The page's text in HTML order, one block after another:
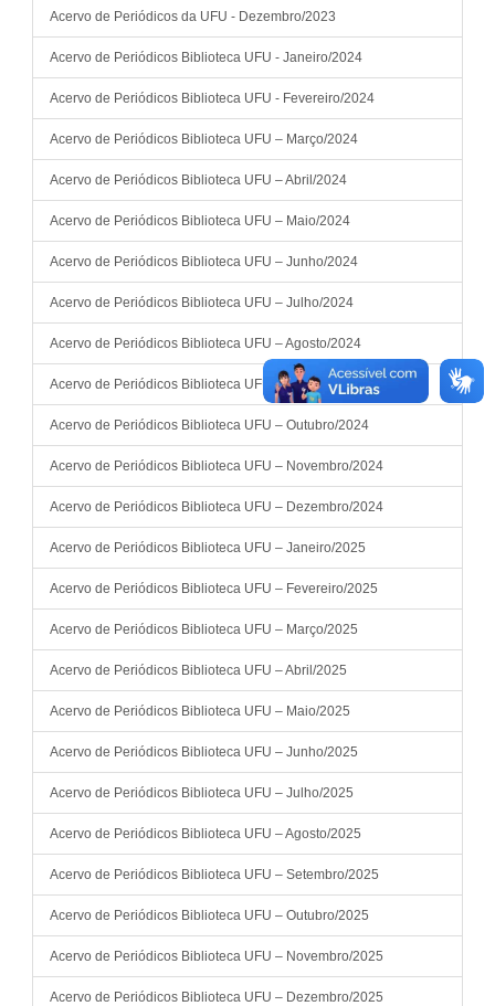
Acervo de Periódicos da UFU - Dezembro/2023
Acervo de Periódicos Biblioteca UFU - Janeiro/2024
Acervo de Periódicos Biblioteca UFU - Fevereiro/2024
Acervo de Periódicos Biblioteca UFU – Março/2024
Acervo de Periódicos Biblioteca UFU – Abril/2024
Acervo de Periódicos Biblioteca UFU – Maio/2024
Acervo de Periódicos Biblioteca UFU – Junho/2024
Acervo de Periódicos Biblioteca UFU – Julho/2024
Acervo de Periódicos Biblioteca UFU – Agosto/2024
Acervo de Periódicos Biblioteca UFU – Setembro/2024
Acervo de Periódicos Biblioteca UFU – Outubro/2024
Acervo de Periódicos Biblioteca UFU – Novembro/2024
Acervo de Periódicos Biblioteca UFU – Dezembro/2024
Acervo de Periódicos Biblioteca UFU – Janeiro/2025
Acervo de Periódicos Biblioteca UFU – Fevereiro/2025
Acervo de Periódicos Biblioteca UFU – Março/2025
Acervo de Periódicos Biblioteca UFU – Abril/2025
Acervo de Periódicos Biblioteca UFU – Maio/2025
Acervo de Periódicos Biblioteca UFU – Junho/2025
Acervo de Periódicos Biblioteca UFU – Julho/2025
Acervo de Periódicos Biblioteca UFU – Agosto/2025
Acervo de Periódicos Biblioteca UFU – Setembro/2025
Acervo de Periódicos Biblioteca UFU – Outubro/2025
Acervo de Periódicos Biblioteca UFU – Novembro/2025
Acervo de Periódicos Biblioteca UFU – Dezembro/2025